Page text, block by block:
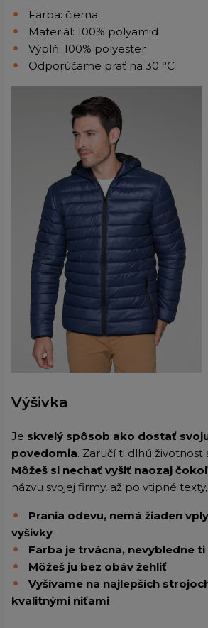
Farba: čierna
Materiál: 100% polyamid
Výplň: 100% polyester
Odporúčame prať na 30 °C
Výšivka
Je skvelý spôsob ako dostať
povedomia. Zaručí ti dlhú životnosť
Môžeš si nechať vyšiť naozaj
názvu svojej firmy, až po vtipné
Prania odevu, nemá žiaden
vyšivky
Farba je trvácna, nevybledne ti
Môžeš ju bez obáv žehliť
Vyšívame na najlepších
kvalitnými niťami